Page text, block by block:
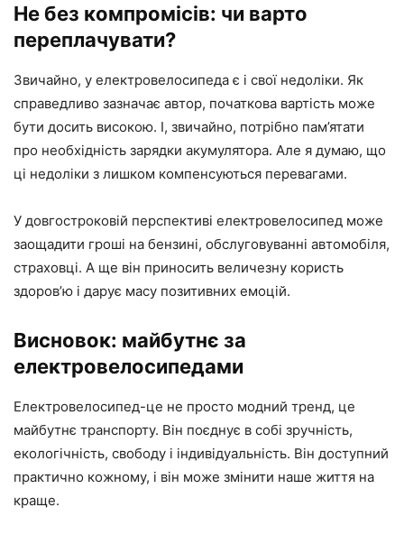
Не без компромісів: чи варто
переплачувати?
Звичайно, у електровелосипеда є і свої недоліки. Як
справедливо зазначає автор, початкова вартість може
бути досить високою. І, звичайно, потрібно пам’ятати
про необхідність зарядки акумулятора. Але я думаю, що
ці недоліки з лишком компенсуються перевагами.
У довгостроковій перспективі електровелосипед може
заощадити гроші на бензині, обслуговуванні автомобіля,
страховці. А ще він приносить величезну користь
здоров’ю і дарує масу позитивних емоцій.
Висновок: майбутнє за
електровелосипедами
Електровелосипед-це не просто модний тренд, це
майбутнє транспорту. Він поєднує в собі зручність,
екологічність, свободу і індивідуальність. Він доступний
практично кожному, і він може змінити наше життя на
краще.